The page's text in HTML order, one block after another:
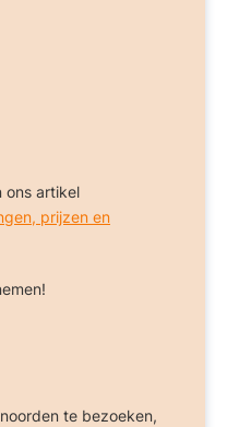
ons artikel
prijzen en
te bezoeken,